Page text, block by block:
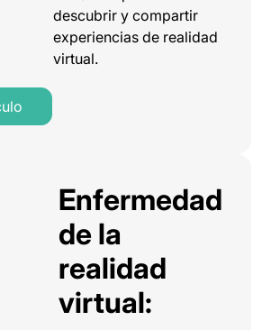
descubrir y compartir
experiencias de realidad
virtual.
Enfermedad
de la
realidad
virtual: